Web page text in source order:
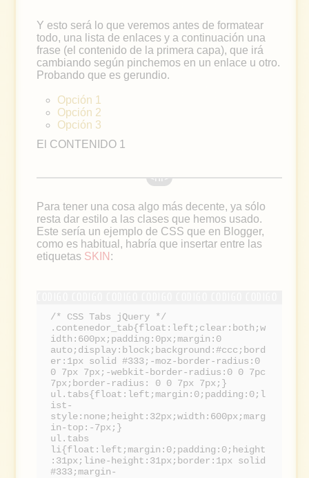
Y esto será lo que veremos antes de formatear
todo, una lista de enlaces y a continuación una
frase (el contenido de la primera capa), que irá
cambiando según pinchemos en un enlace u otro.
Probando que es gerundio.
Opción 1
Opción 2
Opción 3
El CONTENIDO 1
Para tener una cosa algo más decente, ya sólo
resta dar estilo a las clases que hemos usado.
Este sería un ejemplo de CSS que en Blogger,
como es habitual, habría que insertar entre las
etiquetas SKIN :
/* CSS Tabs jQuery */
.contenedor_tab{float:left;clear:both;w
idth:600px;padding:0px;margin:0
auto;display:block;background:#ccc;bord
er:1px solid #333;-moz-border-radius:0
0 7px 7px;-webkit-border-radius:0 0 7pc
7px;border-radius: 0 0 7px 7px;}
ul.tabs{float:left;margin:0;padding:0;l
ist-
style:none;height:32px;width:600px;marg
in-top:-7px;}
ul.tabs
li{float:left;margin:0;padding:0;height
:31px;line-height:31px;border:1px solid
#333;margin-